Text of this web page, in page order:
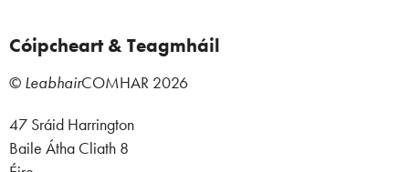
Cóipcheart & Teagmháil
© LeabhairCOMHAR 2026
47 Sráid Harrington
Baile Átha Cliath 8